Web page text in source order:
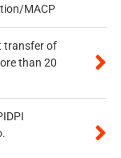
MACP
transfer of
than 20